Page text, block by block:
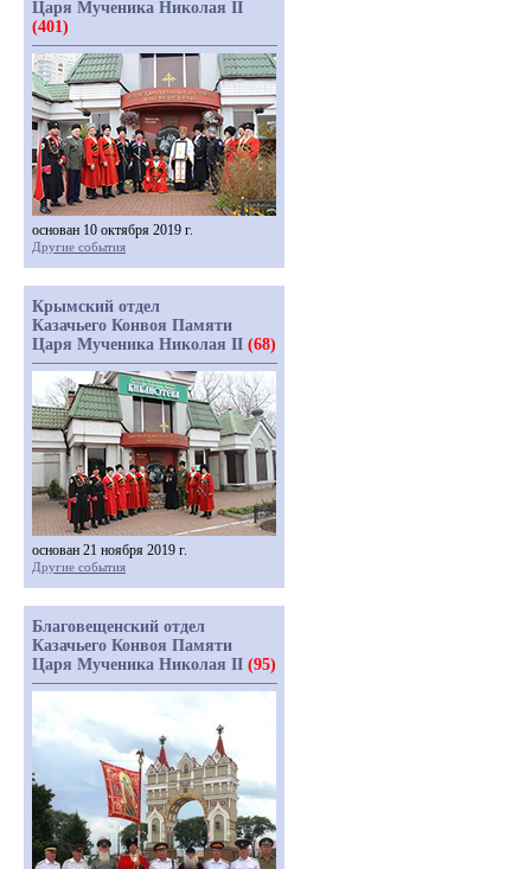
Царя Мученика Николая II
(401)
основан 10 октября 2019 г.
Другие события
Крымский отдел
Казачьего Конвоя Памяти
Царя Мученика Николая II (68)
основан 21 ноября 2019 г.
Другие события
Благовещенский отдел
Казачьего Конвоя Памяти
Царя Мученика Николая II (95)